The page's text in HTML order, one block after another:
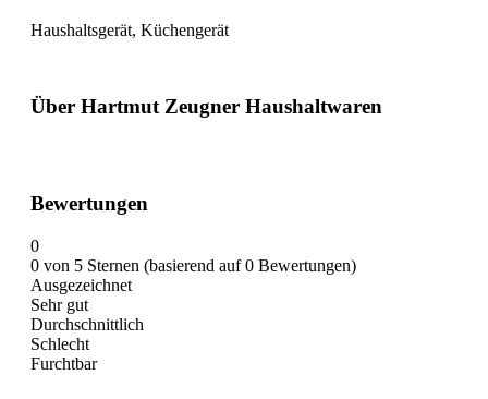
Haushaltsgerät, Küchengerät
Über Hartmut Zeugner Haushaltwaren
Bewertungen
0
0 von 5 Sternen (basierend auf 0 Bewertungen)
Ausgezeichnet
Sehr gut
Durchschnittlich
Schlecht
Furchtbar